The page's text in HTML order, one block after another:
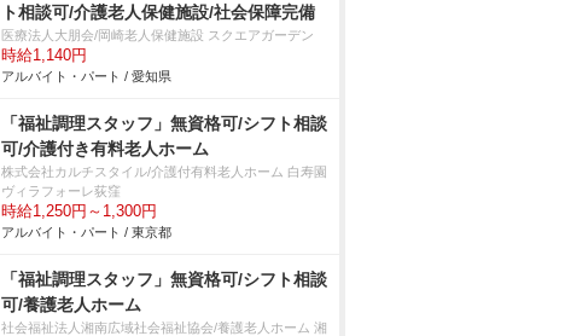
ト相談可/介護老人保健施設/社会保障完備
医療法人大朋会/岡崎老人保健施設 スクエアガーデン
時給1,140円
アルバイト・パート / 愛知県
「福祉調理スタッフ」無資格可/シフト相談
可/介護付き有料老人ホーム
株式会社カルチスタイル/介護付有料老人ホーム 白寿園
ヴィラフォーレ荻窪
時給1,250円～1,300円
アルバイト・パート / 東京都
「福祉調理スタッフ」無資格可/シフト相談
可/養護老人ホーム
社会福祉法人湘南広域社会福祉協会/養護老人ホーム 湘